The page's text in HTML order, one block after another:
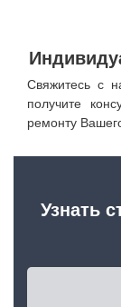
Свяжитесь с
получите
ремонту
Узнать